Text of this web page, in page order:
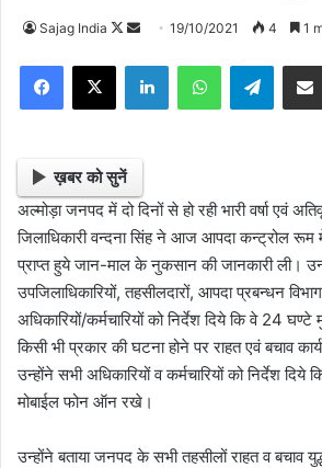
Sajag India
Follow
Send
email
19/10/2021 4 1
Facebook
X LinkedInWhatsApp
ख़बर को सुनें
अल्मोड़ा जनपद में दो दिनों से हो रही भारी वर्षा एवं
जिलाधिकारी वन्दना सिंह ने आज आपदा कन्ट्रोल
प्राप्त हुये जान-माल के नुकसान की जानकारी ली।
उपजिलाधिकारियों, तहसीलदारों, आपदा प्रबन्धन
अधिकारियों/कर्मचारियों को निर्देश दिये कि वे 24
किसी भी प्रकार की घटना होने पर राहत एवं बचाव
उन्होंने सभी अधिकारियों व कर्मचारियों को निर्देश
मोबाईल फोन ऑन रखे।
उन्होंने बताया जनपद के सभी तहसीलों राहत व बचाव